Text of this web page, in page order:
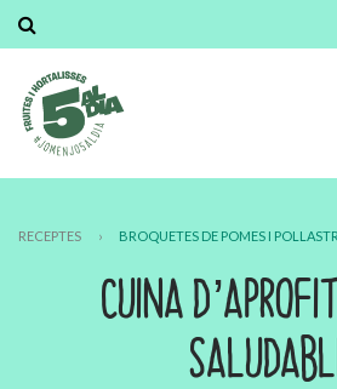
RECEPTES › BROQUETES DE POMES I
CUINA